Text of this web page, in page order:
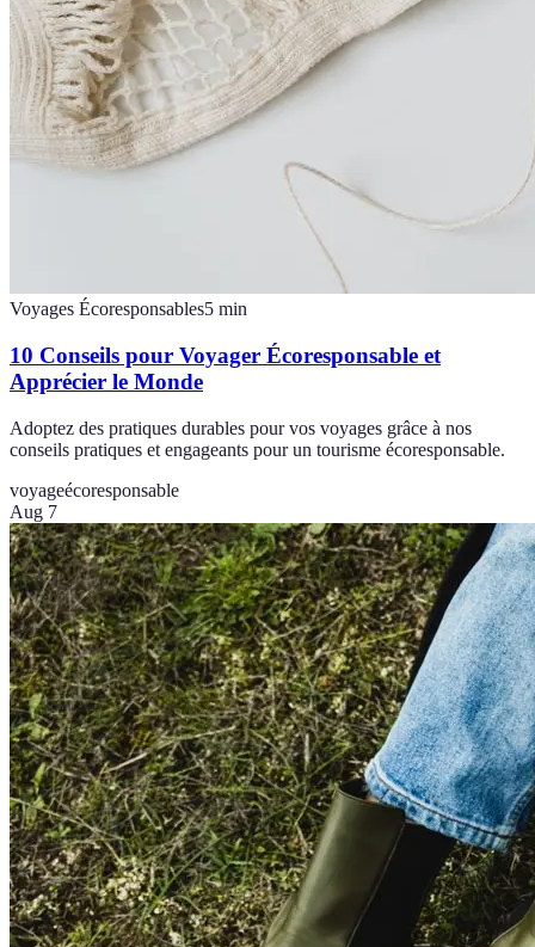
Voyages Écoresponsables5 min
10 Conseils pour Voyager Écoresponsable et
Apprécier le Monde
Adoptez des pratiques durables pour vos voyages grâce à nos
conseils pratiques et engageants pour un tourisme écoresponsable.
voyageécoresponsable
Aug 7